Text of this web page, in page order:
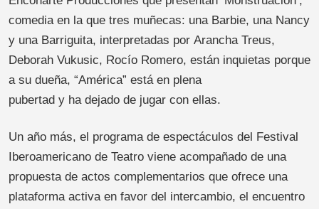
comedia en la que tres muñecas: una Barbie, una Nancy
y una Barriguita, interpretadas por Arancha Treus,
Deborah Vukusic, Rocío Romero, están inquietas porque
a su dueña, “América” está en plena
pubertad y ha dejado de jugar con ellas.
Un año más, el programa de espectáculos del Festival
Iberoamericano de Teatro viene acompañado de una
propuesta de actos complementarios que ofrece una
plataforma activa en favor del intercambio, el encuentro